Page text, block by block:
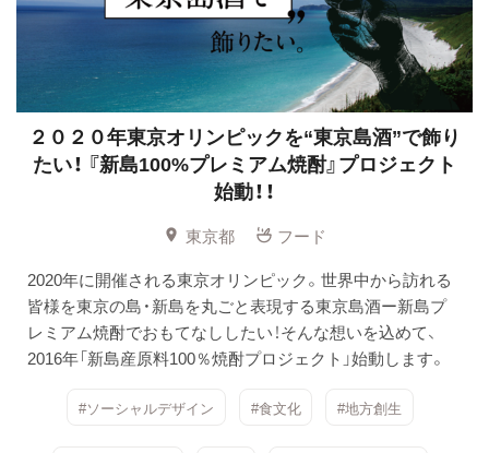
２０２０年東京オリンピックを“東京島酒”で飾り
たい！ 『新島100%プレミアム焼酎』プロジェクト
始動！！
東京都
フード
2020年に開催される東京オリンピック。世界中から訪れる
皆様を東京の島・新島を丸ごと表現する東京島酒ー新島プ
レミアム焼酎でおもてなししたい！そんな想いを込めて、
2016年「新島産原料100％焼酎プロジェクト」始動します。
#ソーシャルデザイン #食文化 #地方創生